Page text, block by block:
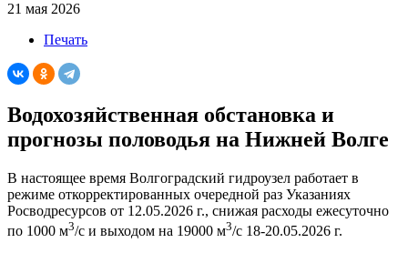
21 мая 2026
Печать
Водохозяйственная обстановка и
прогнозы половодья на Нижней Волге
В настоящее время Волгоградский гидроузел работает в
режиме откорректированных очередной раз Указаниях
Росводресурсов от 12.05.2026 г., снижая расходы ежесуточно
по 1000 м3/с и выходом на 19000 м3/с 18-20.05.2026 г.